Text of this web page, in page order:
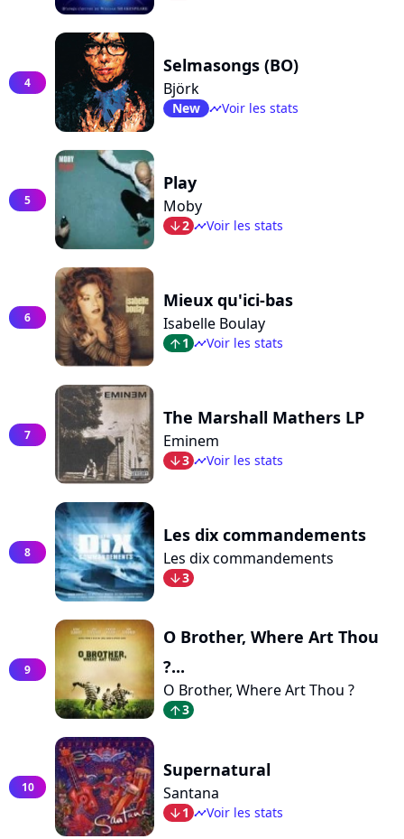
4
Selmasongs (BO)
Björk
New timelineVoir les stats
5
Play
Moby
arrow_bot2 timelineVoir les stats
6
Mieux qu'ici-bas
Isabelle Boulay
arrow_top1 timelineVoir les stats
7
The Marshall Mathers LP
Eminem
arrow_bot3 timelineVoir les stats
8
Les dix commandements
Les dix commandements
arrow_bot3
9
O Brother, Where Art Thou
?...
O Brother, Where Art Thou ?
arrow_top3
10
Supernatural
Santana
arrow_bot1 timelineVoir les stats